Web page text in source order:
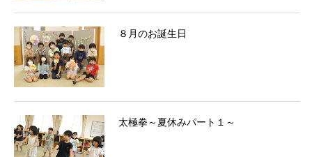
８月のお誕生日
太極拳～夏休みパート１～